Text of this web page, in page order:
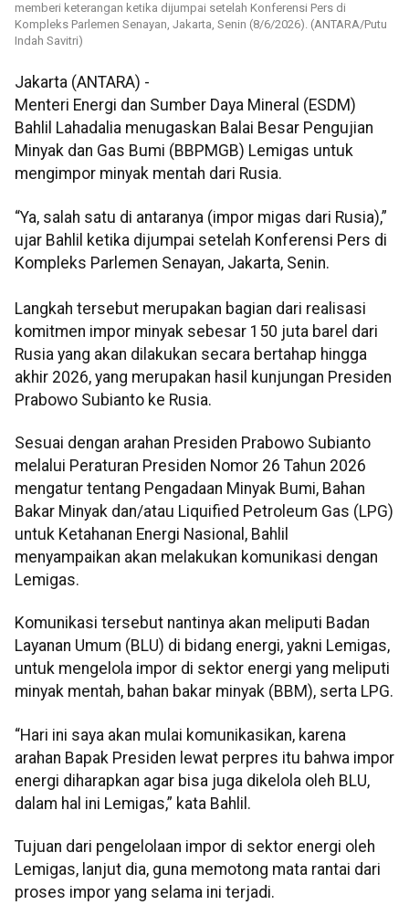
memberi keterangan ketika dijumpai setelah Konferensi Pers di
Kompleks Parlemen Senayan, Jakarta, Senin (8/6/2026). (ANTARA/Putu
Indah Savitri)
Jakarta (ANTARA) -
Menteri Energi dan Sumber Daya Mineral (ESDM)
Bahlil Lahadalia menugaskan Balai Besar Pengujian
Minyak dan Gas Bumi (BBPMGB) Lemigas untuk
mengimpor minyak mentah dari Rusia.
“Ya, salah satu di antaranya (impor migas dari Rusia),”
ujar Bahlil ketika dijumpai setelah Konferensi Pers di
Kompleks Parlemen Senayan, Jakarta, Senin.
Langkah tersebut merupakan bagian dari realisasi
komitmen impor minyak sebesar 150 juta barel dari
Rusia yang akan dilakukan secara bertahap hingga
akhir 2026, yang merupakan hasil kunjungan Presiden
Prabowo Subianto ke Rusia.
Sesuai dengan arahan Presiden Prabowo Subianto
melalui Peraturan Presiden Nomor 26 Tahun 2026
mengatur tentang Pengadaan Minyak Bumi, Bahan
Bakar Minyak dan/atau Liquified Petroleum Gas (LPG)
untuk Ketahanan Energi Nasional, Bahlil
menyampaikan akan melakukan komunikasi dengan
Lemigas.
Komunikasi tersebut nantinya akan meliputi Badan
Layanan Umum (BLU) di bidang energi, yakni Lemigas,
untuk mengelola impor di sektor energi yang meliputi
minyak mentah, bahan bakar minyak (BBM), serta LPG.
“Hari ini saya akan mulai komunikasikan, karena
arahan Bapak Presiden lewat perpres itu bahwa impor
energi diharapkan agar bisa juga dikelola oleh BLU,
dalam hal ini Lemigas,” kata Bahlil.
Tujuan dari pengelolaan impor di sektor energi oleh
Lemigas, lanjut dia, guna memotong mata rantai dari
proses impor yang selama ini terjadi.